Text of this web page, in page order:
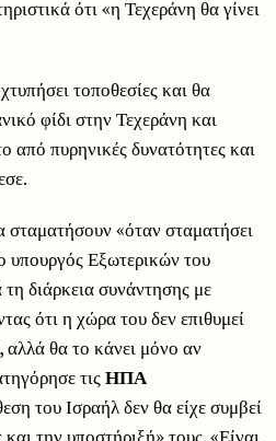
ότι «η Τεχεράνη θα γίνει
τοποθεσίες και θα
φίδι στην Τεχεράνη και
από πυρηνικές δυνατότητες και
σταματήσουν «όταν σταματήσει
υπουργός Εξωτερικών του
διάρκεια συνάντησης με
ότι η χώρα του δεν επιθυμεί
θα το κάνει μόνο αν
τιςΗΠΑ
του Ισραήλ δεν θα είχε συμβεί
την υποστήριξή» τους. «Είναι